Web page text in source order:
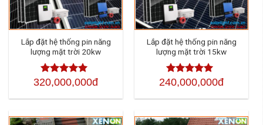
Lắp đặt hệ thống pin năng
lượng mặt trời 20kw
Được xếp
sao
320,000,000đ
Lắp đặt hệ thống pin năng
lượng mặt trời 15kw
Được xếp
sao
240,000,000đ